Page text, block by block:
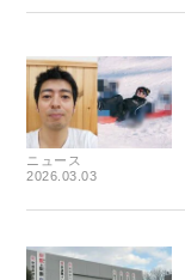
ニュース
2026.03.03